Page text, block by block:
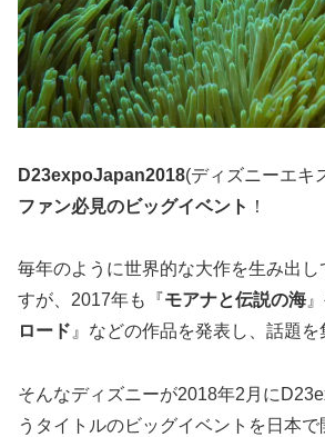
D23expoJapan2018(ディズニーエキ
ファン必見のビッグイベント ！
毎年のように世界的な大作を生み出
すが、2017年も『モアナと伝説の海
ロード 』などの作品を発表し、話題を
そんなディズニーが2018年2月に
うタイトルのビッグイベントを日本で